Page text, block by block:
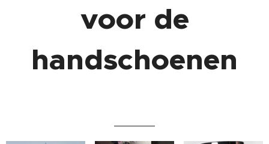
voor de
handschoenen